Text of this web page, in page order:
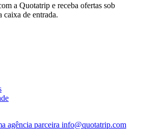
a Quotatrip e receba ofertas sob
caixa de entrada.
agência parceira info@quotatrip.com